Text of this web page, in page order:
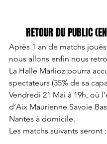
RETOUR DU PUBLIC
Après 1 an de matchs joués
nous allons enfin nous
La Halle Marlioz pourra
spectateurs (35% de sa
Vendredi 21 Mai à 19h, où
d’Aix Maurienne Savoie
Nantes à domicile.
Les matchs suivants seront :